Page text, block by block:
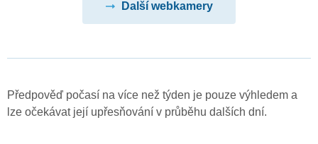
Další webkamery
Předpověď počasí na více než týden je pouze výhledem a
lze očekávat její upřesňování v průběhu dalších dní.